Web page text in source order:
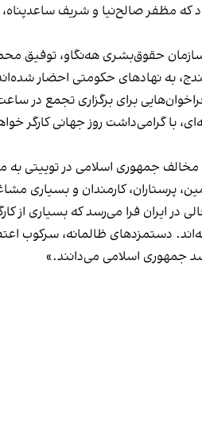
داد که مظفر صالح‌نیا و شریف
سازمان حقوق‌بشری هه‌نگاو، توفیق
به نهادهای حکومتی احضار
در ساعت ۱۹ روز دوشنبه برای گرامیداشت روز جهانی کارگر منتشر شده
با گرامی‌داشت روز جهانی کارگر
جمهوری اسلامی در توییتی به
پرستاران، کارمندان و بسیاری
در ایران فرا می‌رسد که بسیاری از
دستمزدهای ظالمانه، سرکوب
جمهوری اسلامی می‌دانند.»